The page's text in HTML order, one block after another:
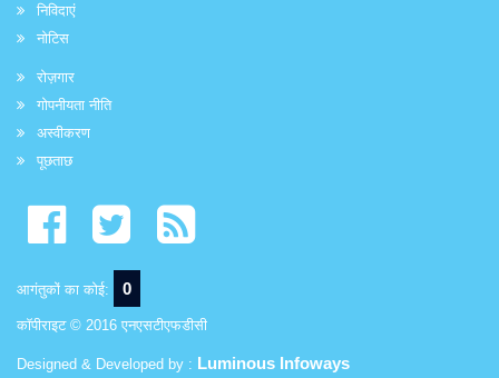
निविदाएं
नोटिस
रोज़गार
गोपनीयता नीति
अस्वीकरण
पूछताछ
आगंतुकों का कोई: 0
कॉपीराइट © 2016 एनएसटीएफडीसी
Designed & Developed by : Luminous Infoways